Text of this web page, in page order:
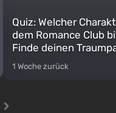
Quiz: Welcher
dem Romance Club
Finde deinen
1 Woche zurück